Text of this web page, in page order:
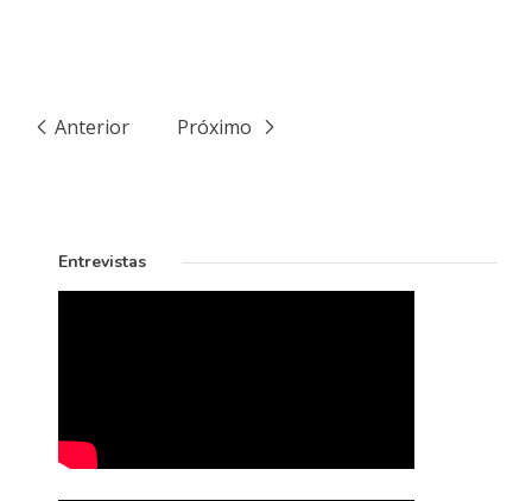
Anterior Próximo
Entrevistas